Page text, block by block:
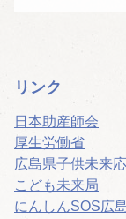
リンク
日本助産師会
厚生労働省
広島県子供未来
こども未来局
にんしんSOS広